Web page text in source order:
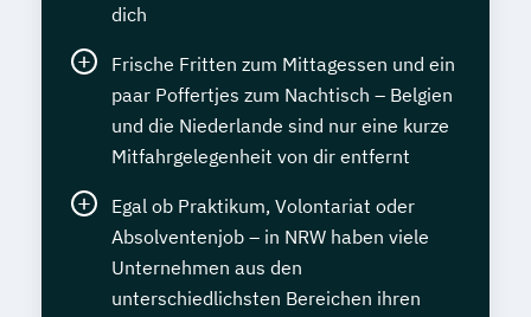
dich
Frische Fritten zum Mittagessen und ein
paar Poffertjes zum Nachtisch – Belgien
und die Niederlande sind nur eine kurze
Mitfahrgelegenheit von dir entfernt
Egal ob Praktikum, Volontariat oder
Absolventenjob – in NRW haben viele
Unternehmen aus den
unterschiedlichsten Bereichen ihren